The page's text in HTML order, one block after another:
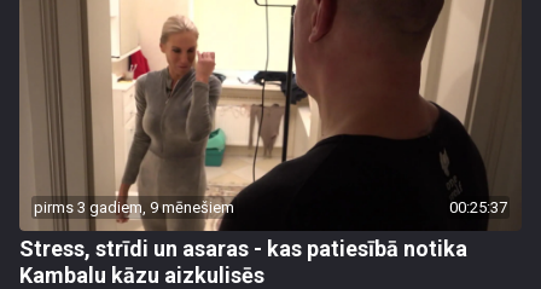
pirms 3 gadiem, 9 mēnešiem 00:25:37
Stress, strīdi un asaras - kas patiesībā notika
Kambalu kāzu aizkulisēs